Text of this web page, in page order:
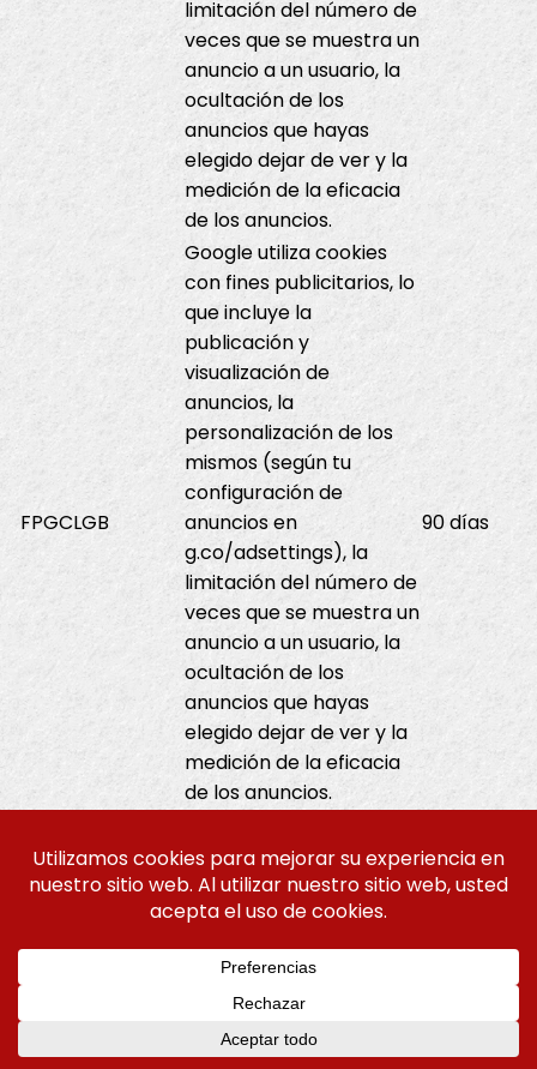
limitación del número de
veces que se muestra un
anuncio a un usuario, la
ocultación de los
anuncios que hayas
elegido dejar de ver y la
medición de la eficacia
de los anuncios.
FPGCLGB
Google utiliza cookies
con fines publicitarios, lo
que incluye la
publicación y
visualización de
anuncios, la
personalización de los
mismos (según tu
configuración de
anuncios en
g.co/adsettings), la
limitación del número de
veces que se muestra un
anuncio a un usuario, la
ocultación de los
anuncios que hayas
elegido dejar de ver y la
medición de la eficacia
de los anuncios.
90 días
con fines publicitarios, lo
que incluye la
publicación y
visualización de
anuncios, la
personalización de los
mismos (según tu
ES
EN